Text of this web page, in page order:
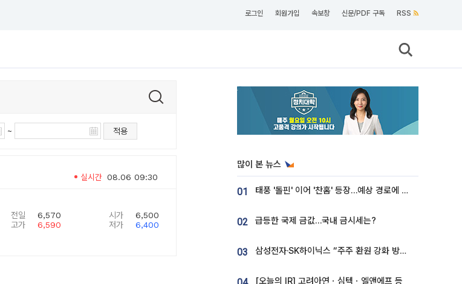
로그인 회원가입 속보창 신문/PDF 구독 RSS
~ 적용
실시간 08.06 09:30
전일
6,570
고가
6,590
시가
6,500
저가
6,400
많이 본 뉴스
01 태풍 '돌핀' 이어 '찬홈' 등장…예상 경로에 한국 '한숨'
02 급등한 국제 금값…국내 금시세는?
03 삼성전자·SK하이닉스 “주주 환원 강화 방안 마련”
[오늘의 IR] 고려아연ㆍ심텍ㆍ엘앤에프 등